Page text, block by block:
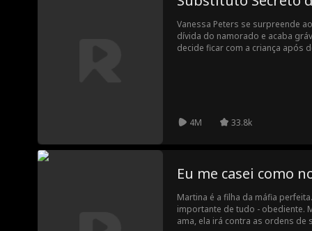
Vanessa Peters se surpreende
dívida do namorado e acaba
decide ficar com a criança após
Vanessa em sua mansão
prova continuamente seu
criminosos, valentões e da sua
de seu filho e aceitará sua oferta
da máfia?
4M 33.8k
Eu me casei como
Martina é a filha da máfia
importante de tudo - obediente.
ama, ela irá contra as ordens de